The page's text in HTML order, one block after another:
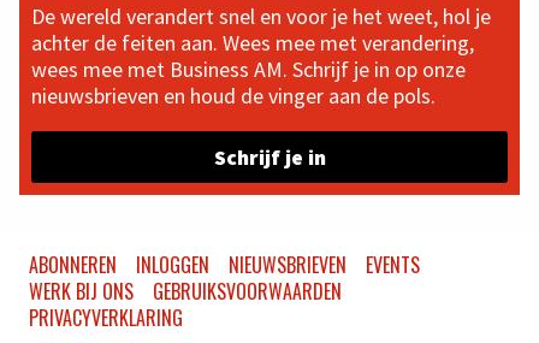
De wereld verandert snel en voor je het weet, hol je
achter de feiten aan. Wees mee met verandering,
wees mee met Business AM. Schrijf je in op onze
nieuwsbrieven en houd de vinger aan de pols.
Schrijf je in
ABONNEREN INLOGGEN NIEUWSBRIEVEN
EVENTS
WERK BIJ ONS
GEBRUIKSVOORWAARDEN
PRIVACYVERKLARING